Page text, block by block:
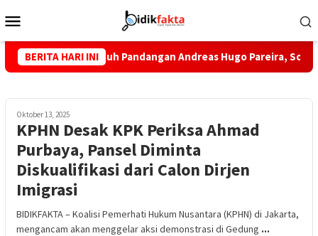
ke
Mobile
BERITA HARI INI
Penuh Pandangan Andreas Hugo Pareira, Soal Ini?
Oktober 13, 2025
KPHN Desak KPK Periksa Ahmad
Purbaya, Pansel Diminta
Diskualifikasi dari Calon Dirjen
Imigrasi
BIDIKFAKTA – Koalisi Pemerhati Hukum Nusantara (KPHN) di Jakarta,
mengancam akan menggelar aksi demonstrasi di Gedung ...